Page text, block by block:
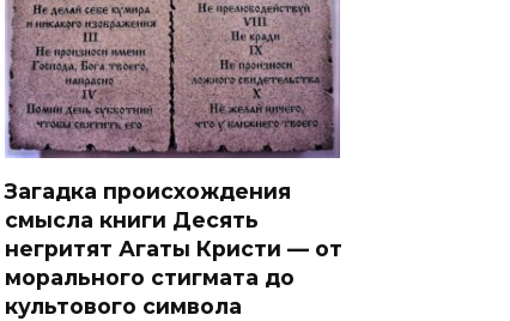
Загадка происхождения
смысла книги Десять
негритят Агаты Кристи — от
морального стигмата до
культового символа